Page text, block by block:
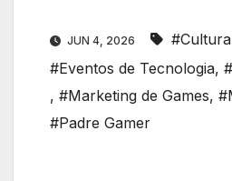
JUN 4, 2026
#Eventos de Tecnologia,
, #Marketing de Games,
#Padre Gamer